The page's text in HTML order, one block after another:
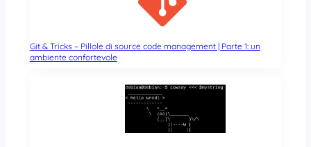
Git & Tricks – Pillole di source code management | Parte 1: un
ambiente confortevole